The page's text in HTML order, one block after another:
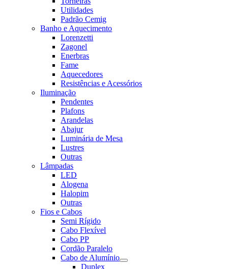
Utilidades
Padrão Cemig
Banho e Aquecimento
Lorenzetti
Zagonel
Enerbras
Fame
Aquecedores
Resistências e Acessórios
Iluminação
Pendentes
Plafons
Arandelas
Abajur
Luminária de Mesa
Lustres
Outras
Lâmpadas
LED
Alogena
Halopim
Outras
Fios e Cabos
Semi Rígido
Cabo Flexível
Cabo PP
Cordão Paralelo
Cabo de Alumínio
Duplex